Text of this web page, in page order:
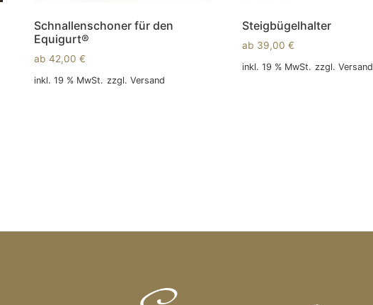
Schnallenschoner für den
Equigurt®
ab 42,00 €
inkl. 19 % MwSt. zzgl. Versand
Steigbügelhalter
ab 39,00€
inkl. 19 % MwSt. zzgl.Versand